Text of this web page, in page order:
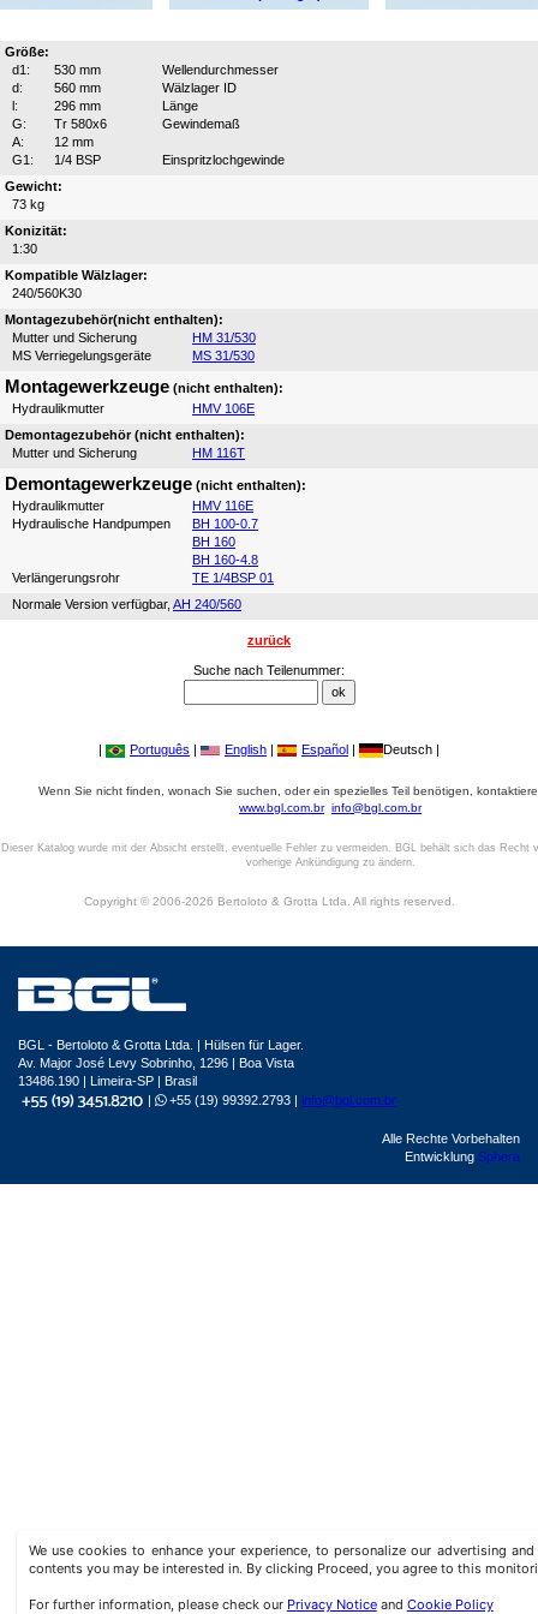
Größe:
d1:
530 mm
Wellendurchmesser
d:
560 mm
Wälzlager ID
l:
296 mm
Länge
G:
Tr 580x6
Gewindemaß
A:
12 mm
G1:
1/4 BSP
Einspritzlochgewinde
Gewicht:
73 kg
Konizität:
1:30
Kompatible Wälzlager:
240/560K30
Montagezubehör(nicht enthalten):
Mutter und Sicherung
HM 31/530
MS Verriegelungsgeräte
MS 31/530
Montagewerkzeuge (nicht enthalten):
Hydraulikmutter
HMV 106E
Demontagezubehör (nicht enthalten):
Mutter und Sicherung
HM 116T
Demontagewerkzeuge (nicht enthalten):
Hydraulikmutter
HMV 116E
Hydraulische Handpumpen
BH 100-0.7
BH 160
BH 160-4.8
Verlängerungsrohr
TE 1/4BSP 01
Normale Version verfügbar, AH 240/560
zurück
Suche nach Teilenummer:
| Português | English | Español | Deutsch |
Wenn Sie nicht finden, wonach Sie suchen, oder ein spezielles Teil benötigen,
www.bgl.com.br info@bgl.com.br
Dieser Katalog wurde mit der Absicht erstellt, eventuelle Fehler zu vermeiden. BGL behält sich das Recht
vorherige Ankündigung zu ändern.
Copyright © 2006-2026 Bertoloto & Grotta Ltda. All rights reserved.
We use cookies to enhance your experience, to personalize our advertising
contents you may be interested in. By clicking Proceed, you agree to this
For further information, please check our Privacy Noticeand Cookie Policy
BGL - Bertoloto & Grotta Ltda. | Hülsen für Lager.
Av. Major José Levy Sobrinho, 1296 | Boa Vista
13486.190 | Limeira-SP | Brasil
|
+55 (19) 99392.2793 | info@bgl.com.br
Alle Rechte Vorbehalten
Entwicklung Sphera